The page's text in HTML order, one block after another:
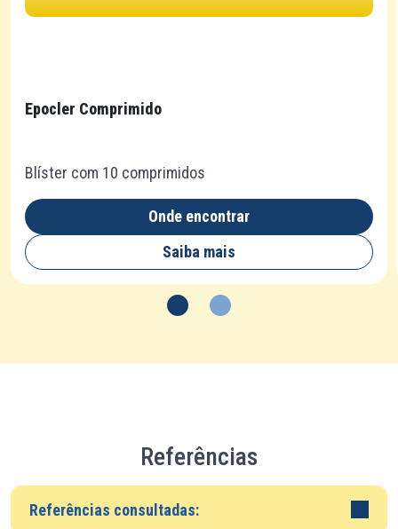
Epocler Comprimido
Blíster com 10 comprimidos
Onde encontrar
Saiba mais
Referências
Referências consultadas: